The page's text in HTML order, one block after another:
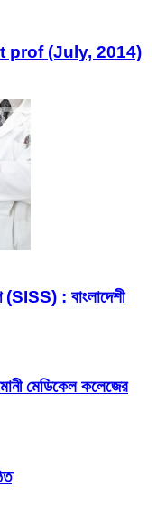
prof (July, 2014)
(SISS) : বাংলাদেশী
মেডিকেল কলেজের